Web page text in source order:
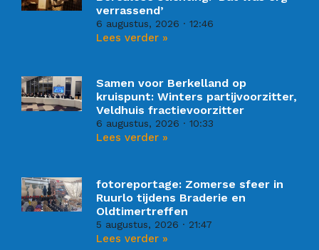
verrassend’
6 augustus, 2026 12:46
Lees verder »
Samen voor Berkelland op
kruispunt: Winters partijvoorzitter,
Veldhuis fractievoorzitter
6 augustus, 2026 10:33
Lees verder »
fotoreportage: Zomerse sfeer in
Ruurlo tijdens Braderie en
Oldtimertreffen
5 augustus, 2026 21:47
Lees verder »